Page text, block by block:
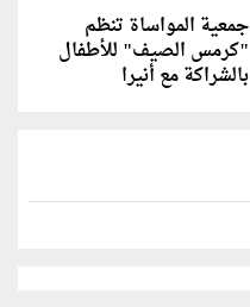
جمعية المواساة تنظم
"كرمس الصيف" للأطفال
بالشراكة مع أنيرا